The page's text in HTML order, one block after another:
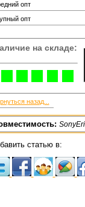
опт
опт
на складе:
назад...
статью в: